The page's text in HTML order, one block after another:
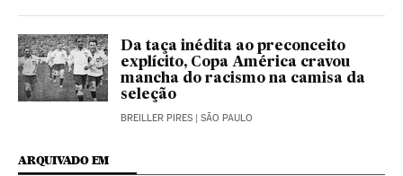
Da taça inédita ao preconceito
explícito, Copa América cravou
mancha do racismo na camisa da
seleção
BREILLER PIRES | SÃO PAULO
ARQUIVADO EM